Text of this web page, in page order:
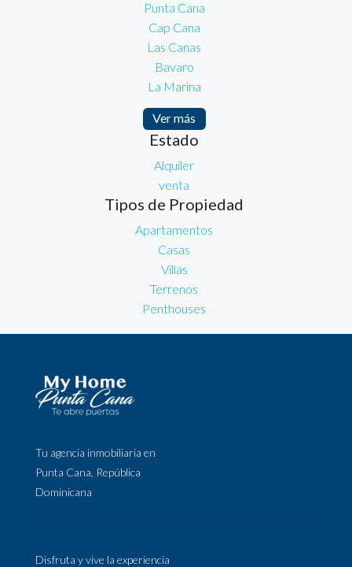
Punta Cana
Cap Cana
Las Canas
Bavaro
La Marina
Ver más
Estado
Alquiler
venta
Tipos de Propiedad
Apartamentos
Casas
Villas
Terrenos
Penthouses
Tu agencia inmobiliaria en
Punta Cana, República
Dominicana
Disfruta y vive la experiencia